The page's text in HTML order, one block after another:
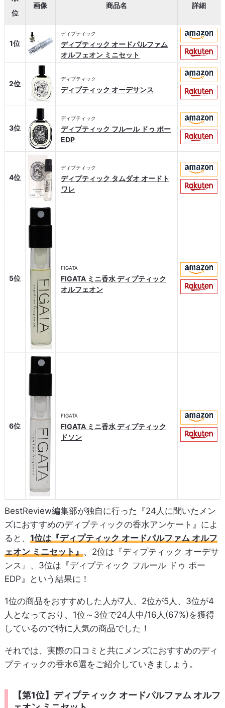
位
画像 商品名 詳細
1位
ディプティック
ディプティック オードパルファム
オルフェオン ミニセット
2位
ディプティック
ディプティック オーデサンス
3位
ディプティック
ディプティック フルール ドゥ ポー
EDP
4位
ディプティック
ディプティック タムダオ オードト
ワレ
5位
FIGATA
FIGATA ミニ香水 ディプティック
オルフェオン
6位
FIGATA
FIGATA ミニ香水 ディプティック
ドソン
BestReview編集部が独自に行った『24人に聞いたメン
ズにおすすめのディプティックの香水アンケート』によ
ると、 1位は『ディプティック オードパルファム オルフ
ェオン ミニセット』 、2位は『ディプティック オーデサ
ンス』、3位は『ディプティック フルール ドゥ ポー
EDP』という結果に！
1位の商品をおすすめした人が7人、2位が5人、3位が4
人となっており、1位～3位で24人中/16人(67%)を獲得
しているので特に人気の商品でした！
それでは、実際の口コミと共にメンズにおすすめのディ
プティックの香水6選をご紹介していきましょう。
【第1位】ディプティック オードパルファム オルフ